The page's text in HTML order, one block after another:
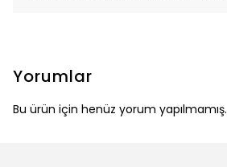
Yorumlar
Bu ürün için henüz yorum yapılmamış.